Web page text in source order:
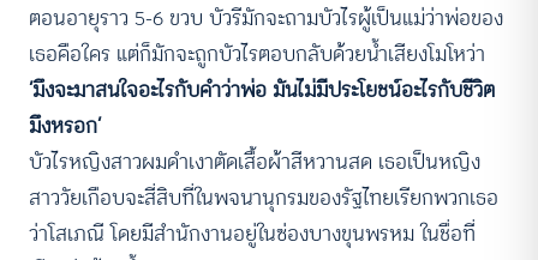
ตอนอายุราว 5-6 ขวบ บัวรีมักจะถามบัวไรผู้เป็นแม่ว่าพ่อของ
เธอคือใคร แต่ก็มักจะถูกบัวไรตอบกลับด้วยน้ำเสียงโมโหว่า
‘มึงจะมาสนใจอะไรกับคำว่าพ่อ มันไม่มีประโยชน์อะไรกับชีวิต
มึงหรอก’
บัวไรหญิงสาวผมดำเงาตัดเสื้อผ้าสีหวานสด เธอเป็นหญิง
สาววัยเกือบจะสี่สิบที่ในพจนานุกรมของรัฐไทยเรียกพวกเธอ
ว่าโสเภณี โดยมีสำนักงานอยู่ในซ่องบางขุนพรหม ในชื่อที่